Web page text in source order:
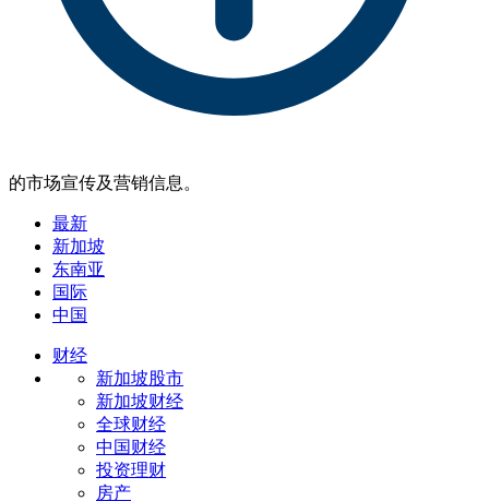
的市场宣传及营销信息。
最新
新加坡
东南亚
国际
中国
财经
新加坡股市
新加坡财经
全球财经
中国财经
投资理财
房产